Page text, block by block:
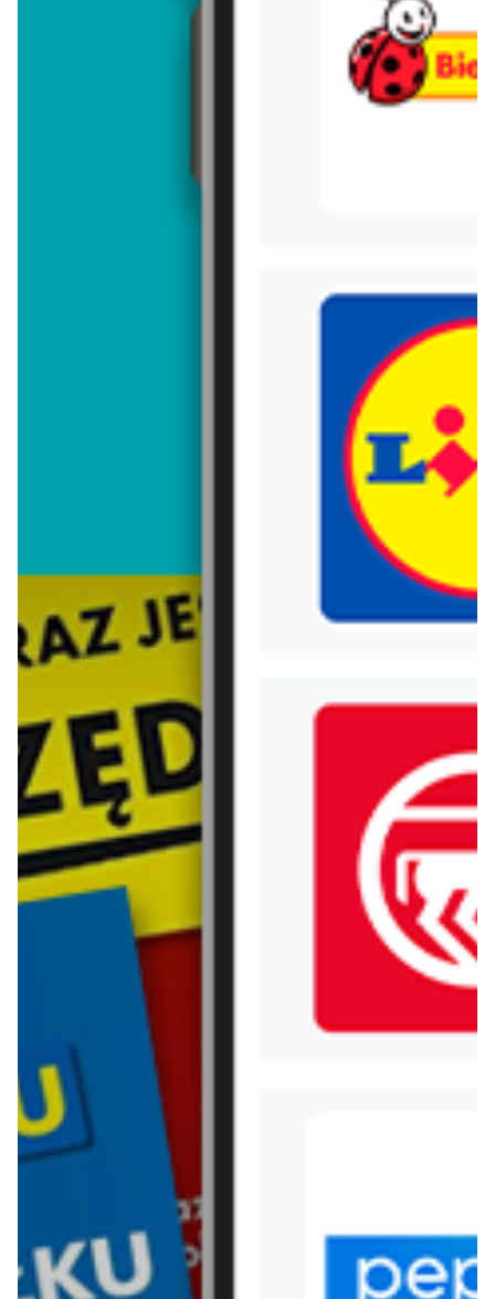
Trafiłeś na nieaktualną gazetkę
Zobacz aktualne gazetki Blix!
aktualna
Biedronka
aktualna
Oferta od czwartku
WIĘCEJ GAZETEK